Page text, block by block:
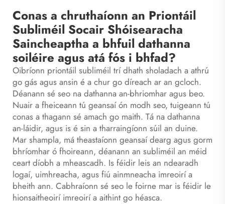
Conas a chruthaíonn an Priontáil
Subliméil Socair Shóisearacha
Saincheaptha a bhfuil dathanna
soiléire agus atá fós i bhfad?
Oibríonn priontáil subliméil trí dhath sholadach a athrú
go gás agus ansin é a chur go díreach ar an gcloch.
Déanann sé seo na dathanna an-bhriomhar agus beo.
Nuair a fheiceann tú geansaí ón modh seo, tuigeann tú
conas a thagann sé amach go maith. Tá na dathanna
an-láidir, agus is é sin a tharraingíonn súil an duine.
Mar shampla, má theastaíonn geansaí dearg agus gorm
bhríomhar ó fhoireann, déanann an subliméil an méid
ceart díobh a mheascadh. Is féidir leis an ndearadh
logaí, uimhreacha, agus fiú ainmneacha imreoirí a
bheith ann. Cabhraíonn sé seo le foirne mar is féidir le
hionsaitheoirí imreoirí a aithint go héasca.